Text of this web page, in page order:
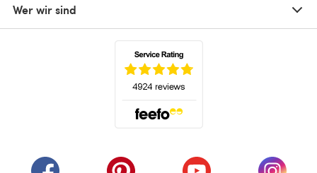
Wer wir sind
(öffnet sich in einem neuen Tab)
(öffnet sich in einem neuen Tab)
(öffnet sich in einem
(öffnet